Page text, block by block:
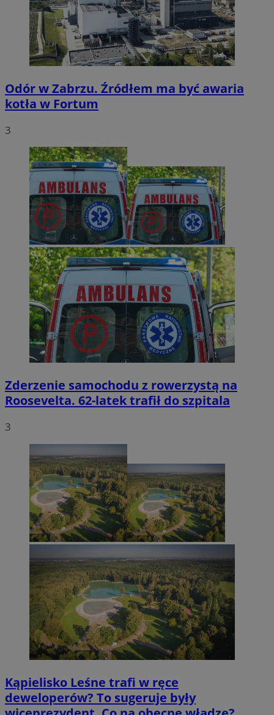
Odór w Zabrzu. Źródłem ma być awaria
kotła w Fortum
3
Zderzenie samochodu z rowerzystą na
Roosevelta. 62-latek trafił do szpitala
3
Kąpielisko Leśne trafi w ręce
deweloperów? To sugeruje były